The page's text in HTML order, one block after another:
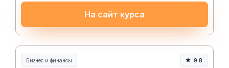
На сайт курса
Бизнес и финансы 9.8